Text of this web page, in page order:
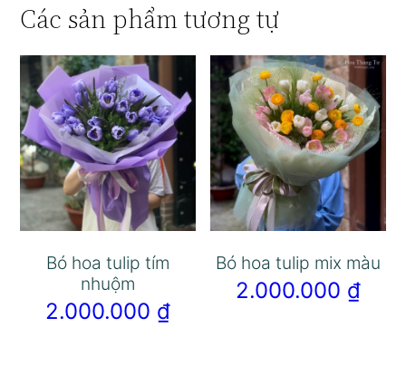
Các sản phẩm tương tự
Bó hoa tulip tím
nhuộm
2.000.000 ₫
Bó hoa tulip mix màu
2.000.000 ₫